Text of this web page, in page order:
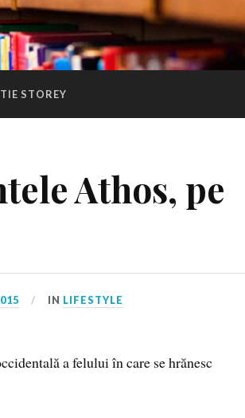
STOREY
Athos, pe
IN LIFESTYLE
a felului în care se hrănesc